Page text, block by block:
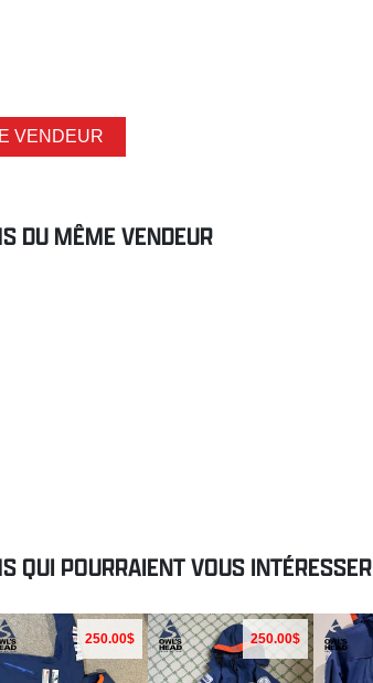
VENDEUR
DU MÊME VENDEUR
QUI POURRAIENT VOUS INTÉRESSER
250.00$ 250.00$